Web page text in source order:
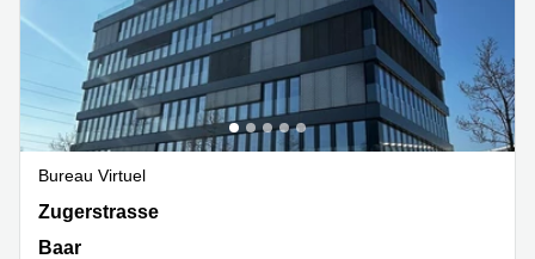
Bureau Virtuel
Zugerstrasse 32, Baar
Zugerstrasse
Baar